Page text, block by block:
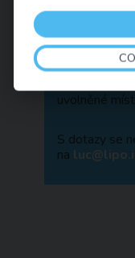
Na místě
Kapacita
nutná
Pokud se
uvolněné
S dotazy se
na